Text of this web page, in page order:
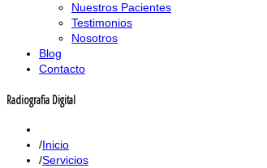
Nuestros Pacientes
Testimonios
Nosotros
Blog
Contacto
Radiografia Digital
Inicio
Servicios